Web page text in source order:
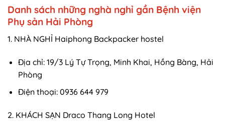
Danh sách những nghà nghỉ gần Bệnh viện
Phụ sản Hải Phòng
1. NHÀ NGHỈ Haiphong Backpacker hostel
Địa chỉ: 19/3 Lý Tự Trọng, Minh Khai, Hồng Bàng, Hải
Phòng
Điện thoại: 0936 644 979
2. KHÁCH SẠN Draco Thang Long Hotel